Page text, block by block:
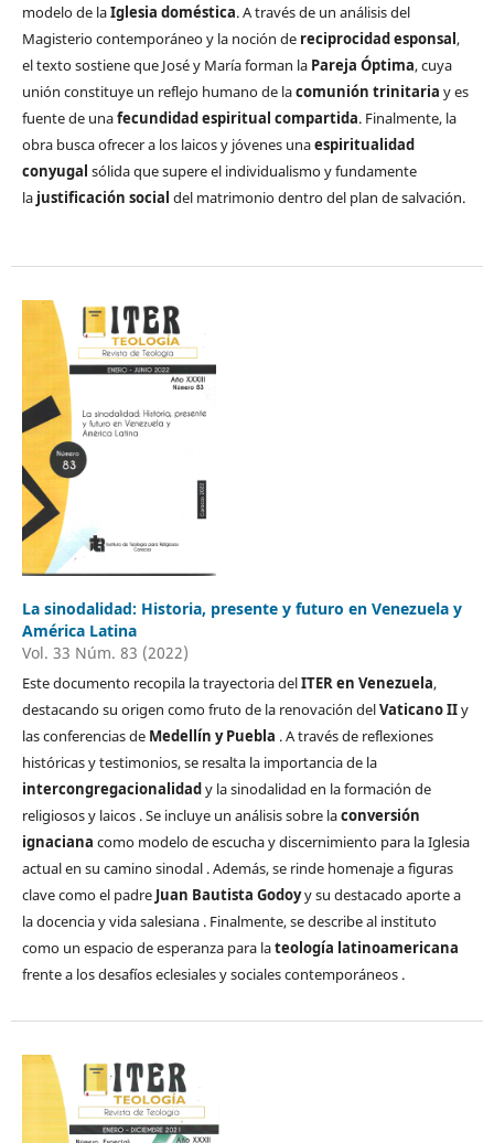
modelo de laIglesia doméstica. A través de un análisis del
Magisterio contemporáneo y la noción de reciprocidad esponsal,
el texto sostiene que José y María forman la Pareja Óptima, cuya
unión constituye un reflejo humano de lacomunión trinitaria y es
fuente de unafecundidad espiritual compartida. Finalmente, la
obra busca ofrecer a los laicos y jóvenes unaespiritualidad
conyugal sólida que supere el individualismo y fundamente
la justificación social del matrimonio dentro del plan de salvación.
La sinodalidad: Historia, presente y futuro en Venezuela y
América Latina
Vol. 33 Núm. 83 (2022)
Este documento recopila la trayectoria delITER en Venezuela,
destacando su origen como fruto de la renovación delVaticano IIy
las conferencias de Medellín y Puebla . A través de reflexiones
históricas y testimonios, se resalta la importancia de la
intercongregacionalidady la sinodalidad en la formación de
religiosos y laicos . Se incluye un análisis sobre laconversión
ignaciana como modelo de escucha y discernimiento para la Iglesia
actual en su camino sinodal . Además, se rinde homenaje a figuras
clave como el padre Juan Bautista Godoyy su destacado aporte a
la docencia y vida salesiana . Finalmente, se describe al instituto
como un espacio de esperanza para lateología latinoamericana
frente a los desafíos eclesiales y sociales contemporáneos .